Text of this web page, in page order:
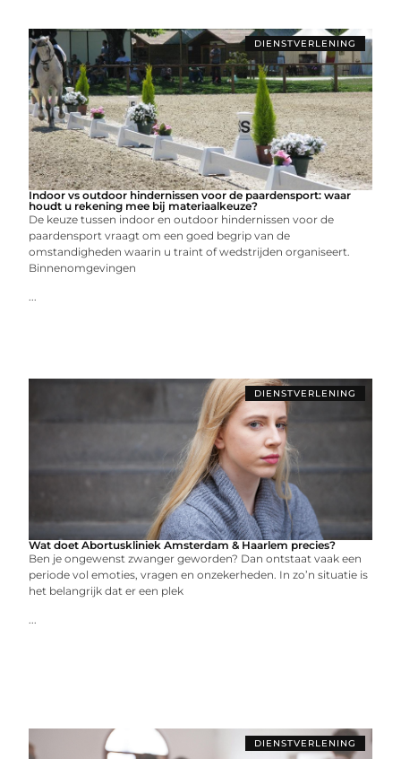
DIENSTVERLENING
Indoor vs outdoor hindernissen voor de paardensport: waar
houdt u rekening mee bij materiaalkeuze?
De keuze tussen indoor en outdoor hindernissen voor de
paardensport vraagt om een goed begrip van de
omstandigheden waarin u traint of wedstrijden organiseert.
Binnenomgevingen
...
DIENSTVERLENING
Wat doet Abortuskliniek Amsterdam & Haarlem precies?
Ben je ongewenst zwanger geworden? Dan ontstaat vaak een
periode vol emoties, vragen en onzekerheden. In zo’n situatie is
het belangrijk dat er een plek
...
DIENSTVERLENING